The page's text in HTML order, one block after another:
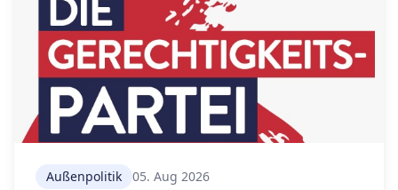
Außenpolitik 05. Aug 2026